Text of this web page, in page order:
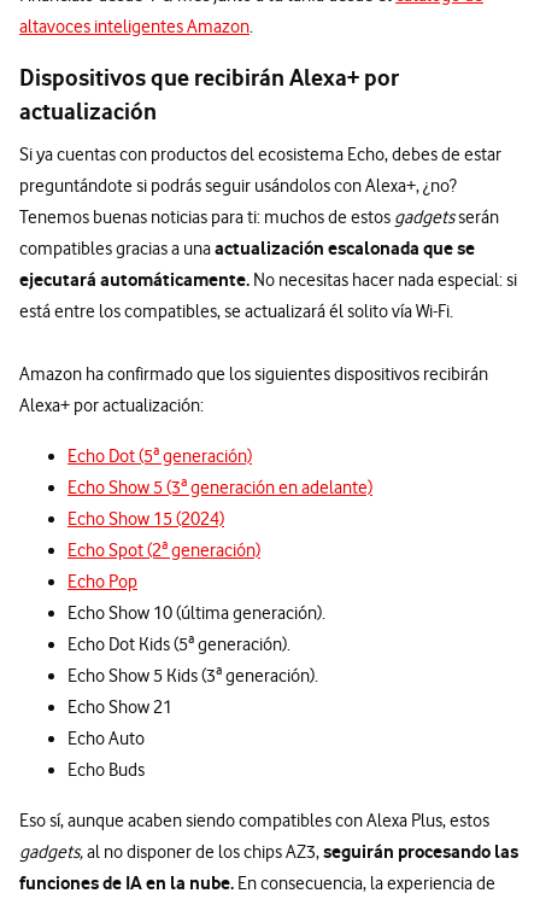
altavoces inteligentes Amazon.
Dispositivos que recibirán Alexa+ por
actualización
Si ya cuentas con productos del ecosistema Echo, debes de estar
preguntándote si podrás seguir usándolos con Alexa+, ¿no?
Tenemos buenas noticias para ti: muchos de estos gadgetsserán
compatibles gracias a unaactualización escalonada que se
ejecutará automáticamente. No necesitas hacer nada especial: si
está entre los compatibles, se actualizará él solito vía Wi-Fi.
Amazon ha confirmado que los siguientes dispositivos recibirán
Alexa+ por actualización:
Echo Dot (5ª generación)
Echo Show 5 (3ª generación en adelante)
Echo Show 15 (2024)
Echo Spot (2ª generación)
Echo Pop
Echo Show 10 (última generación).
Echo Dot Kids (5ª generación).
Echo Show 5 Kids (3ª generación).
Echo Show 21
Echo Auto
Echo Buds
Eso sí, aunque acaben siendo compatibles con Alexa Plus, estos
gadgets,al no disponer de los chips AZ3,seguirán procesando las
funciones de IA en la nube. En consecuencia, la experiencia de